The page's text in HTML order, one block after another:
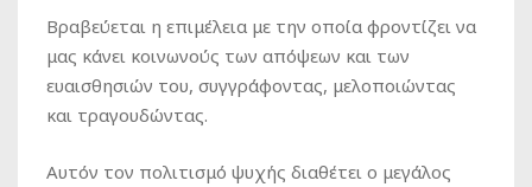
Βραβεύεται η επιμέλεια με την οποία φροντίζει να
μας κάνει κοινωνούς των απόψεων και των
ευαισθησιών του, συγγράφοντας, μελοποιώντας
και τραγουδώντας.
Αυτόν τον πολιτισμό ψυχής διαθέτει ο μεγάλος